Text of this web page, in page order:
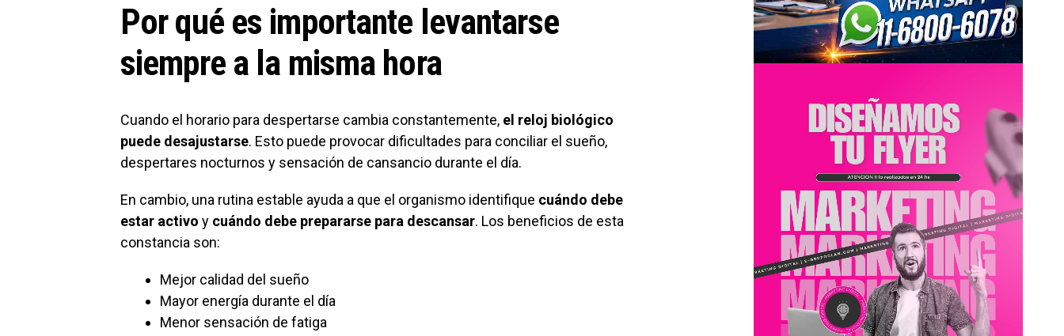
Por qué es importante levantarse
siempre a la misma hora
Cuando el horario para despertarse cambia constantemente, el reloj biológico
puede desajustarse. Esto puede provocar dificultades para conciliar el sueño,
despertares nocturnos y sensación de cansancio durante el día.
En cambio, una rutina estable ayuda a que el organismo identifique cuándo debe
estar activo y cuándo debe prepararse para descansar. Los beneficios de esta
constancia son:
Mejor calidad del sueño
Mayor energía durante el día
Menor sensación de fatiga